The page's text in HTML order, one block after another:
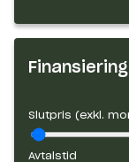
Finansiering
Slutpris (exkl.
Avtalstid